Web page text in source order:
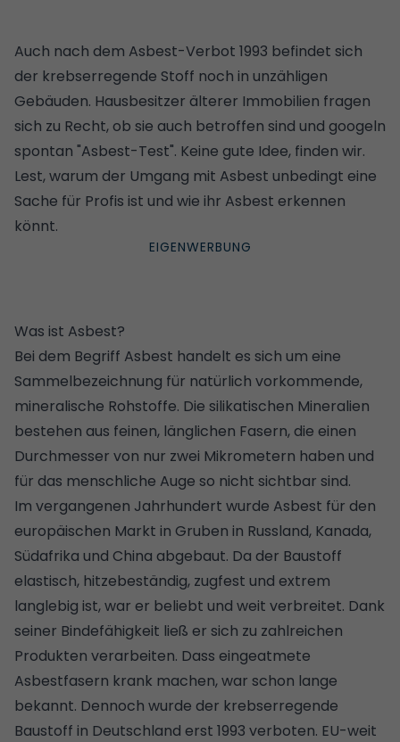
Auch nach dem Asbest-Verbot 1993 befindet sich
der krebserregende Stoff noch in unzähligen
Gebäuden. Hausbesitzer älterer Immobilien fragen
sich zu Recht, ob sie auch betroffen sind und googeln
spontan "Asbest-Test". Keine gute Idee, finden wir.
Lest, warum der Umgang mit Asbest unbedingt eine
Sache für Profis ist und wie ihr Asbest erkennen
könnt.
Was ist Asbest?
Bei dem Begriff Asbest handelt es sich um eine
Sammelbezeichnung für natürlich vorkommende,
mineralische Rohstoffe. Die silikatischen Mineralien
bestehen aus feinen, länglichen Fasern, die einen
Durchmesser von nur zwei Mikrometern haben und
für das menschliche Auge so nicht sichtbar sind.
Im vergangenen Jahrhundert wurde Asbest für den
europäischen Markt in Gruben in Russland, Kanada,
Südafrika und China abgebaut. Da der Baustoff
elastisch, hitzebeständig, zugfest und extrem
langlebig ist, war er beliebt und weit verbreitet. Dank
seiner Bindefähigkeit ließ er sich zu zahlreichen
Produkten verarbeiten. Dass eingeatmete
Asbestfasern krank machen, war schon lange
bekannt. Dennoch wurde der krebserregende
Baustoff in Deutschland erst 1993 verboten. EU-weit